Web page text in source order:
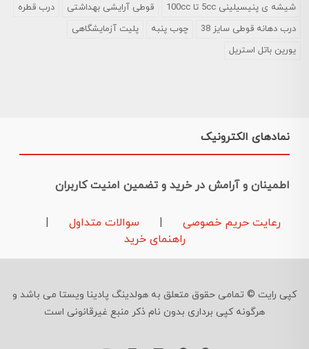
شیشه ی پنیسیلینی 5cc تا 100cc
قوطی آرایشی بهداشتی
درب قطره
درب دهانه قوطی سایز 38
چوب پنبه
پلیت آزمایشگاهی
یورین باتل استریل
نمادهای الکترونیک
اطمینان و آرامش در خرید و تضمین امنیت کاربران
رعایت حریم خصوصی سوالات متداول
راهنمای خرید
کپی رایت © تمامی حقوق متعلق به هولدینگ پادینا ویستا می باشد و
هرگونه کپی برداری بدون نام ذکر منبع غیرقانونی است